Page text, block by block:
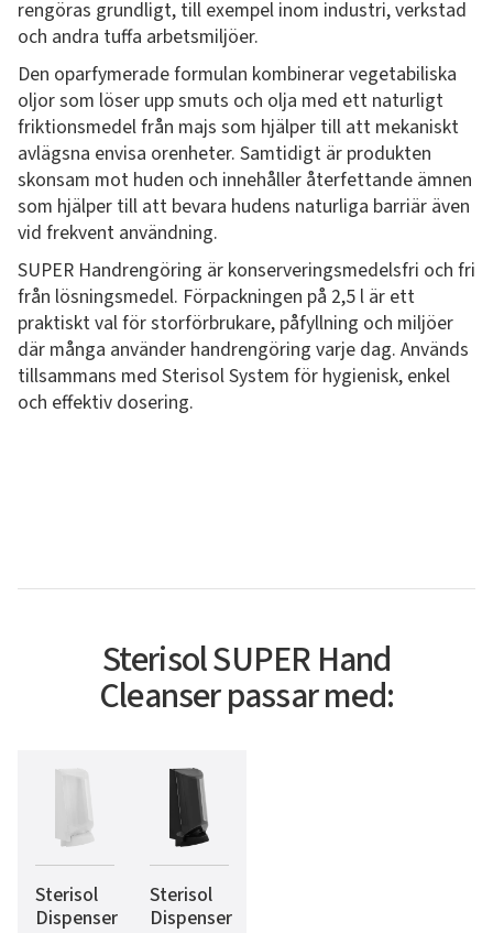
rengöras grundligt, till exempel inom industri, verkstad
och andra tuffa arbetsmiljöer.
Den oparfymerade formulan kombinerar vegetabiliska
oljor som löser upp smuts och olja med ett naturligt
friktionsmedel från majs som hjälper till att mekaniskt
avlägsna envisa orenheter. Samtidigt är produkten
skonsam mot huden och innehåller återfettande ämnen
som hjälper till att bevara hudens naturliga barriär även
vid frekvent användning.
SUPER Handrengöring är konserveringsmedelsfri och fri
från lösningsmedel. Förpackningen på 2,5 l är ett
praktiskt val för storförbrukare, påfyllning och miljöer
där många använder handrengöring varje dag. Används
tillsammans med Sterisol System för hygienisk, enkel
och effektiv dosering.
Sterisol SUPER Hand
Cleanser passar med:
Sterisol
Dispenser
Sterisol
Dispenser